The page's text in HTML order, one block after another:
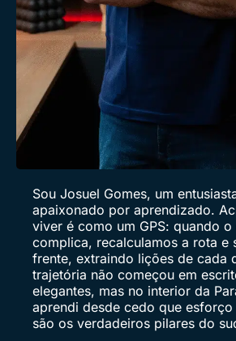
Sou Josuel Gomes, um
apaixonado por aprendizado.
viver é como um GPS: quando o
complica, recalculamos a rota e
frente, extraindo lições de cada
trajetória não começou em
elegantes, mas no interior da
aprendi desde cedo que esforço
são os verdadeiros pilares do